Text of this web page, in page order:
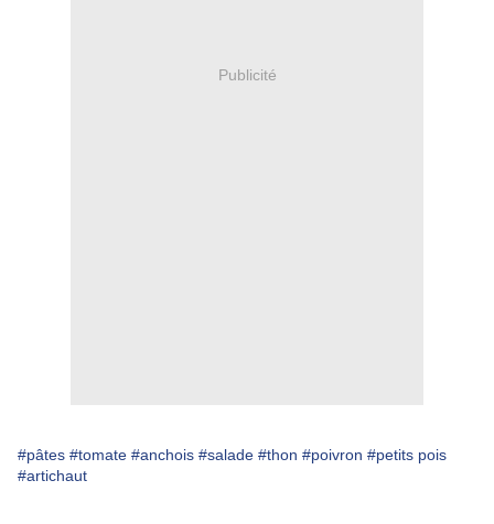
Publicité
#pâtes #tomate #anchois #salade #thon #poivron #petits pois
#artichaut